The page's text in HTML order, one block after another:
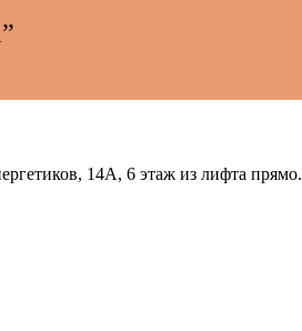
14А, 6 этаж из лифта прямо.